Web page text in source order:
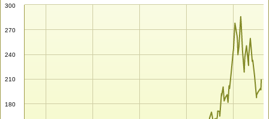
180
210
240
270
300